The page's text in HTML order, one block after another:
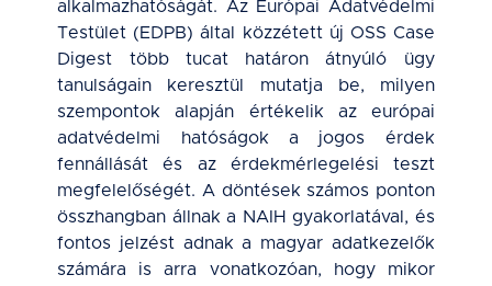
alkalmazhatóságát. Az Európai Adatvédelmi
Testület (EDPB) által közzétett új OSS Case
Digest több tucat határon átnyúló ügy
tanulságain keresztül mutatja be, milyen
szempontok alapján értékelik az európai
adatvédelmi hatóságok a jogos érdek
fennállását és az érdekmérlegelési teszt
megfelelőségét. A döntések számos ponton
összhangban állnak a NAIH gyakorlatával, és
fontos jelzést adnak a magyar adatkezelők
számára is arra vonatkozóan, hogy mikor